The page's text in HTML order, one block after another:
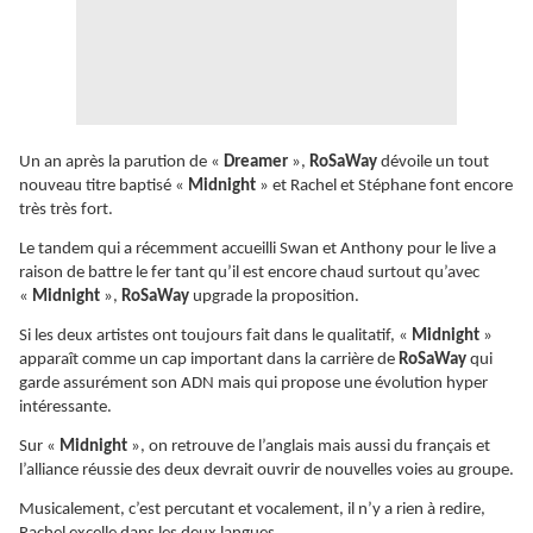
Un an après la parution de « Dreamer », RoSaWay dévoile un tout
nouveau titre baptisé « Midnight » et Rachel et Stéphane font encore
très très fort.
Le tandem qui a récemment accueilli Swan et Anthony pour le live a
raison de battre le fer tant qu’il est encore chaud surtout qu’avec
« Midnight », RoSaWay upgrade la proposition.
Si les deux artistes ont toujours fait dans le qualitatif, « Midnight »
apparaît comme un cap important dans la carrière de RoSaWay qui
garde assurément son ADN mais qui propose une évolution hyper
intéressante.
Sur « Midnight », on retrouve de l’anglais mais aussi du français et
l’alliance réussie des deux devrait ouvrir de nouvelles voies au groupe.
Musicalement, c’est percutant et vocalement, il n’y a rien à redire,